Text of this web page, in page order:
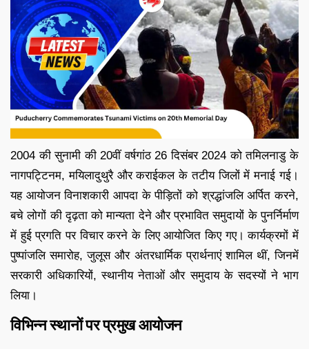
2004 की सुनामी की 20वीं वर्षगांठ 26 दिसंबर 2024 को तमिलनाडु के
नागपट्टिनम, मयिलादुथुरै और कराईकल के तटीय जिलों में मनाई गई।
यह आयोजन विनाशकारी आपदा के पीड़ितों को श्रद्धांजलि अर्पित करने,
बचे लोगों की दृढ़ता को मान्यता देने और प्रभावित समुदायों के पुनर्निर्माण
में हुई प्रगति पर विचार करने के लिए आयोजित किए गए। कार्यक्रमों में
पुष्पांजलि समारोह, जुलूस और अंतरधार्मिक प्रार्थनाएं शामिल थीं, जिनमें
सरकारी अधिकारियों, स्थानीय नेताओं और समुदाय के सदस्यों ने भाग
लिया।
विभिन्न स्थानों पर प्रमुख आयोजन